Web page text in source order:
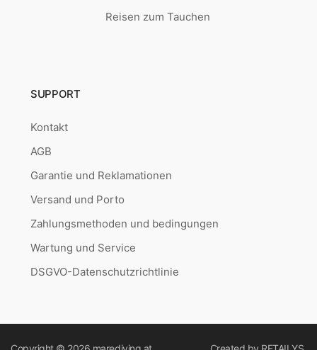
Reisen zum Tauchen
SUPPORT
Kontakt
AGB
Garantie und Reklamationen
Versand und Porto
Zahlungsmethoden und bedingungen
Wartung und Service
DSGVO-Datenschutzrichtlinie